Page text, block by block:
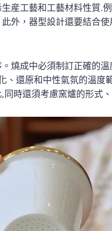
産工藝和工藝材料性質.
外，器型設計還要結合
燒成中必須制訂正確的
、還原和中性氣氛的溫度
時還須考慮窯爐的形式